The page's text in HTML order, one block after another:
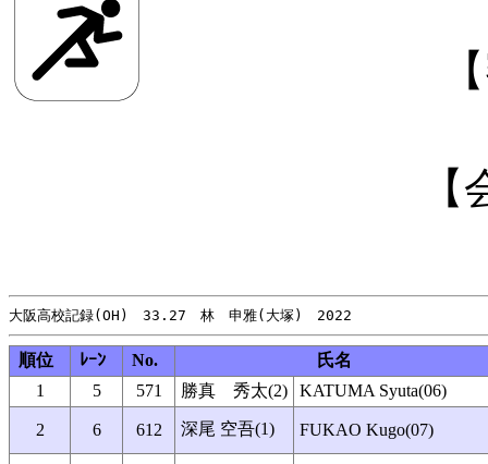
順位 ﾚｰﾝ No.
氏名
1
5 571 勝真 秀太(2) KATUMA Syuta(06)
2 6 612 深尾 空吾(1) FUKAO Kugo(07)